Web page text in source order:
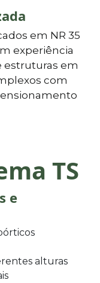
em NR 35
experiência
em
com
TS
e
alturas